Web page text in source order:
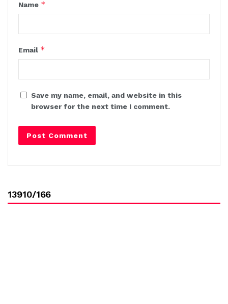
Name *
Email *
Save my name, email, and website in this
browser for the next time I comment.
13910/166